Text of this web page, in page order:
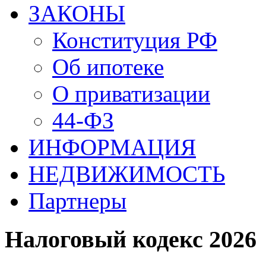
ЗАКОНЫ
Конституция РФ
Об ипотеке
О приватизации
44-ФЗ
ИНФОРМАЦИЯ
НЕДВИЖИМОСТЬ
Партнеры
Налоговый кодекс 2026